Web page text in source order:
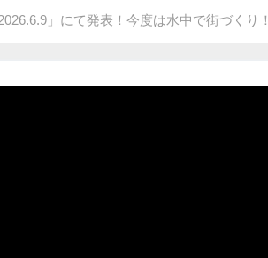
」にて発表！今度は水中で街づくり！